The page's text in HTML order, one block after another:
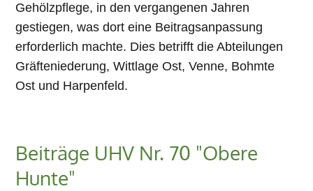
Gehölzpflege, in den vergangenen Jahren
gestiegen, was dort eine Beitragsanpassung
erforderlich machte. Dies betrifft die Abteilungen
Gräfteniederung, Wittlage Ost, Venne, Bohmte
Ost und Harpenfeld.
Beiträge UHV Nr. 70 "Obere
Hunte"